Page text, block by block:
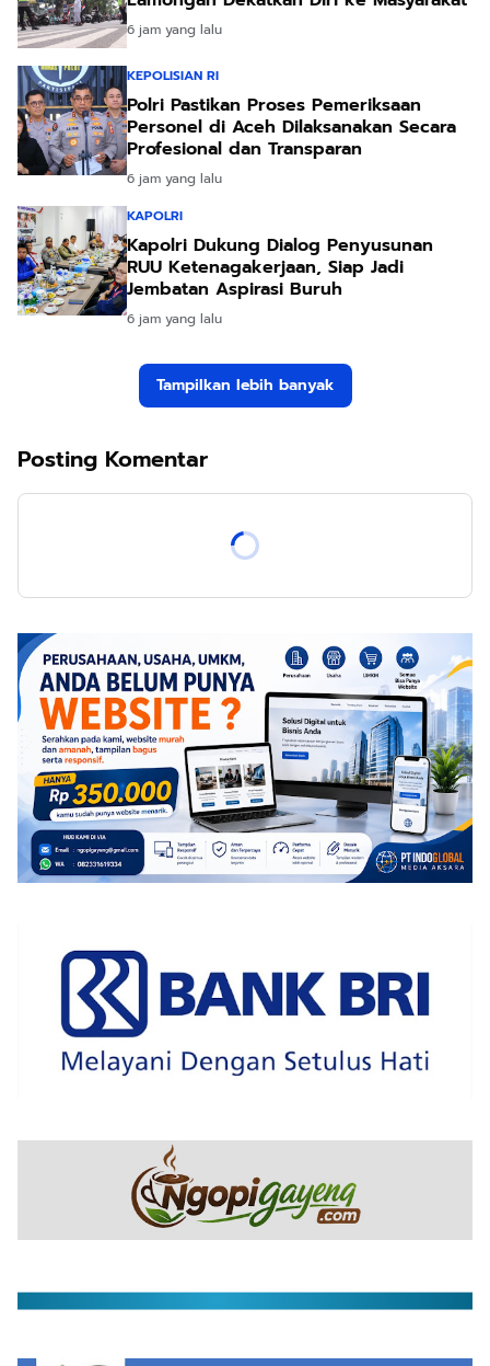
6 jam yang lalu
KEPOLISIAN RI
Polri Pastikan Proses Pemeriksaan
Personel di Aceh Dilaksanakan Secara
Profesional dan Transparan
6 jam yang lalu
KAPOLRI
Kapolri Dukung Dialog Penyusunan
RUU Ketenagakerjaan, Siap Jadi
Jembatan Aspirasi Buruh
6 jam yang lalu
Tampilkan lebih banyak
Posting Komentar